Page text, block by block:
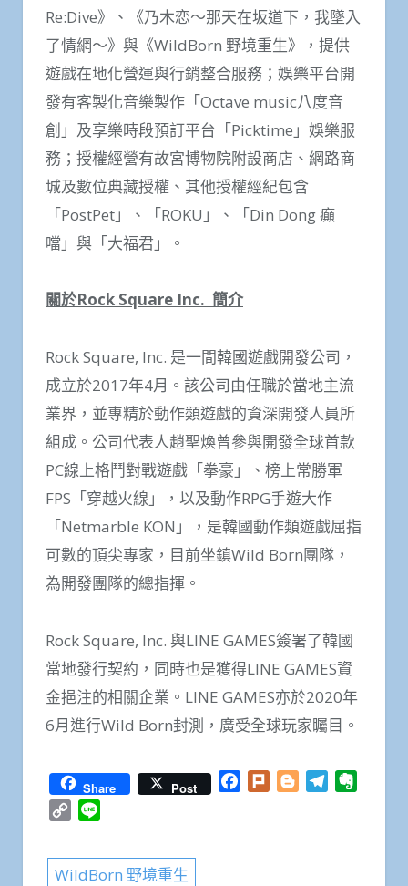
Re:Dive》、《乃木恋～那天在坂道下，我墜入
了情網～》與《WildBorn 野境重生》，提供
遊戲在地化營運與行銷整合服務；娛樂平台開
發有客製化音樂製作「Octave music八度音
創」及享樂時段預訂平台「Picktime」娛樂服
務；授權經營有故宮博物院附設商店、網路商
城及數位典藏授權、其他授權經紀包含
「PostPet」、「ROKU」、「Din Dong 癲
噹」與「大福君」。
關於Rock Square Inc. 簡介
Rock Square, Inc. 是一間韓國遊戲開發公司，
成立於2017年4月。該公司由任職於當地主流
業界，並專精於動作類遊戲的資深開發人員所
組成。公司代表人趙聖煥曾參與開發全球首款
PC線上格鬥對戰遊戲「拳豪」、榜上常勝軍
FPS「穿越火線」，以及動作RPG手遊大作
「Netmarble KON」，是韓國動作類遊戲屈指
可數的頂尖專家，目前坐鎮Wild Born團隊，
為開發團隊的總指揮。
Rock Square, Inc. 與LINE GAMES簽署了韓國
當地發行契約，同時也是獲得LINE GAMES資
金挹注的相關企業。LINE GAMES亦於2020年
6月進行Wild Born封測，廣受全球玩家矚目。
Share Post Facebook
Plurk BloggerTelegram
Copy
WildBorn 野境重生